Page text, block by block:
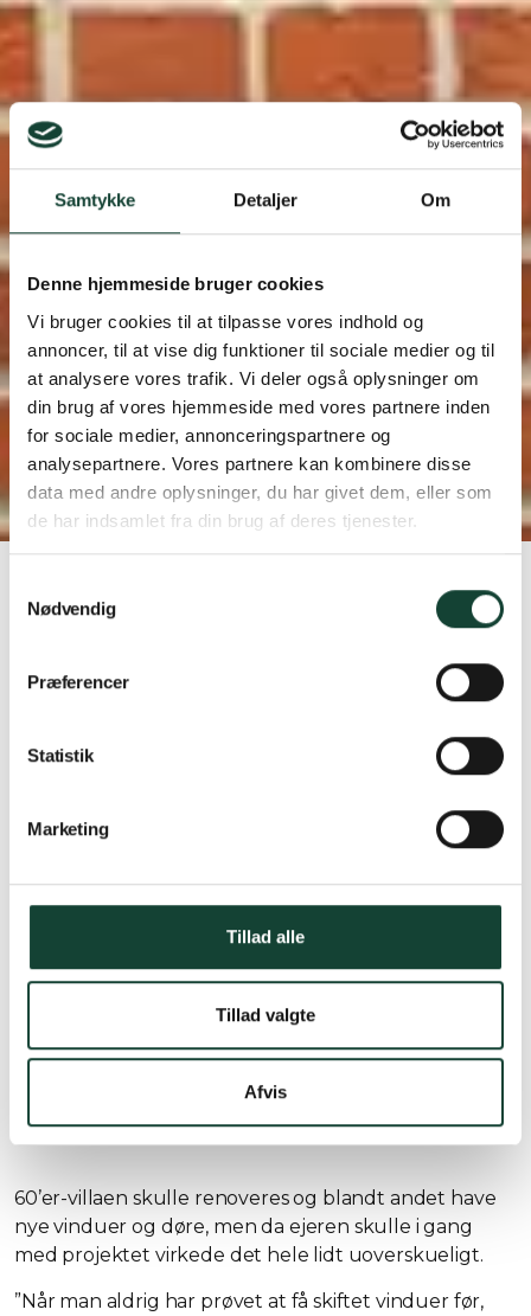
Samtykke Detaljer Om
Denne hjemmeside bruger cookies
Vi bruger cookies til at tilpasse vores indhold og
annoncer, til at vise dig funktioner til sociale medier og til
at analysere vores trafik. Vi deler også oplysninger om
din brug af vores hjemmeside med vores partnere inden
for sociale medier, annonceringspartnere og
analysepartnere. Vores partnere kan kombinere disse
data med andre oplysninger, du har givet dem, eller som
de har indsamlet fra din brug af deres tjenester.
Nødvendig
Præferencer
Statistik
Marketing
Tillad alle
Tillad valgte
Afvis
Fra gratis opmåling til nye vinduer – nemt,
bekvemt og helt perfekt.
Renovering af 60’er-
villa
Samarbejdspartner:
Antal elementer: 13
60’er-villaen skulle renoveres og blandt andet have
nye vinduer og døre, men da ejeren skulle i gang
med projektet virkede det hele lidt uoverskueligt.
”Når man aldrig har prøvet at få skiftet vinduer før,